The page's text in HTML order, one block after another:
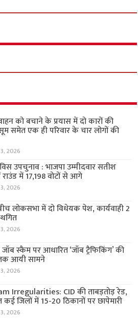
को बचाने के प्रयास में दो कारों की
समेत एक ही परिवार के चार लोगों की
2026
उपचुनाव : भाजपा उम्मीदवार सतीश
में 17,198 वोटों से आगे
2026
लोकसभा में दो विधेयक पेश, कार्यवाही 2
2026
स्कैम पर आधारित ‘जॉब ट्रैफिकिंग’ की
आयी सामने
2026
Irregularities: CID की ताबड़तोड़ रेड,
कई जिलों में 15-20 ठिकानों पर छापेमारी
2026